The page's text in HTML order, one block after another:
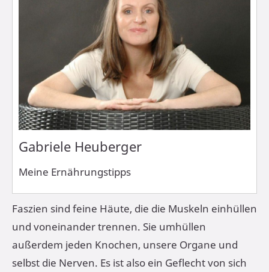
Gabriele Heuberger
Meine Ernährungstipps
Faszien sind feine Häute, die die Muskeln einhüllen
und voneinander trennen. Sie umhüllen
außerdem jeden Knochen, unsere Organe und
selbst die Nerven. Es ist also ein Geflecht von sich